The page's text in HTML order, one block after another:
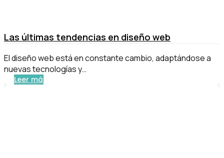
Las últimas tendencias en diseño web
El diseño web está en constante cambio, adaptándose a
nuevas tecnologías y…
Leer más